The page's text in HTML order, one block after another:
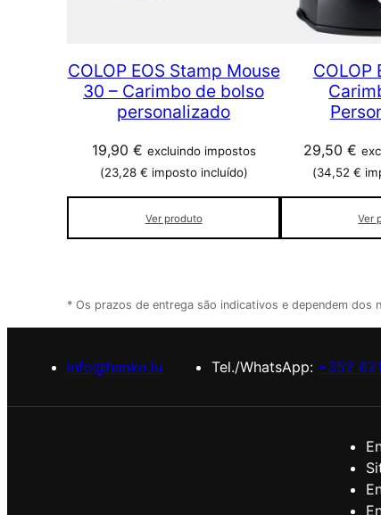
COLOP EOS Stamp Mouse
30 – Carimbo de bolso
personalizado
19,90 € excluindo impostos
(23,28 € imposto incluído)
Ver produto
COLOP
29,50 €
(34,52 €
Ver
* Os prazos de entrega são indicativos e dependem
info@hanko.lu Tel./WhatsApp: +352